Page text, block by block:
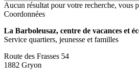
Aucun résultat pour votre recherche, vous
Coordonnées
La Barboleusaz, centre de vacances et
Service quartiers, jeunesse et familles
Route des Frasses 54
1882 Gryon